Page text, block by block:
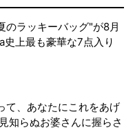
のラッキーバッグ"が8月
上最も豪華な7点入り
て、あなたにこれをあげ
知らぬお婆さんに握らさ